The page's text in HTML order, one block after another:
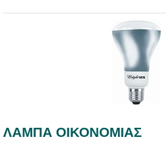
ΛΑΜΠΑ ΟΙΚΟΝΟΜΙΑΣ